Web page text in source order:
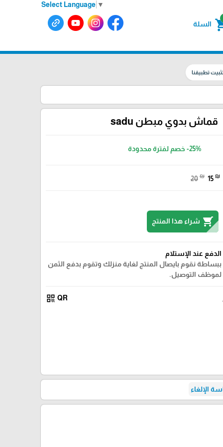
Select Language ▼
السلة
تطبيقنا
قماش بدوي مبطن sadu
-25% خصم لفترة محدودة
20 ₪ 15 ₪
shopping_cart شراء هذا المنتج
الدفع عند الإستلام
ببساطة نقوم بايصال المنتج لغاية منزلك وتقوم بدفع الثمن
لموظف التوصيل.
QR
qr_code
الإلغاء